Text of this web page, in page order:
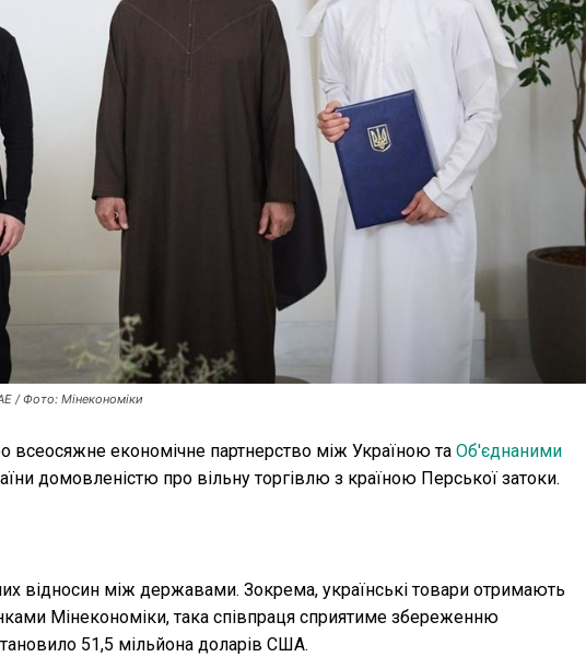
/ Фото: Мінекономіки
всеосяжне економічне партнерство між Україною та Об'єднаними
домовленістю про вільну торгівлю з країною Перської затоки.
відносин між державами. Зокрема, українські товари отримають
Мінекономіки, така співпраця сприятиме збереженню
51,5 мільйона доларів США.